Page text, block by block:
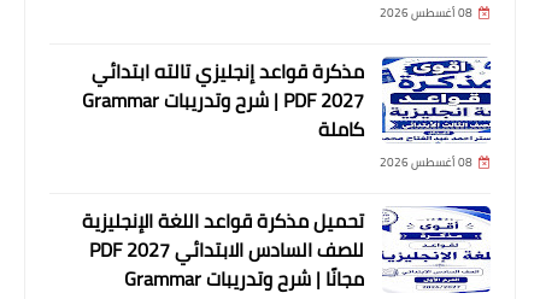
08 أغسطس 2026
مذكرة قواعد إنجليزي تالته ابتدائي
2027 PDF | شرح وتدريبات Grammar
كاملة
08 أغسطس 2026
تحميل مذكرة قواعد اللغة الإنجليزية
للصف السادس الابتدائي 2027 PDF
مجانًا | شرح وتدريبات Grammar